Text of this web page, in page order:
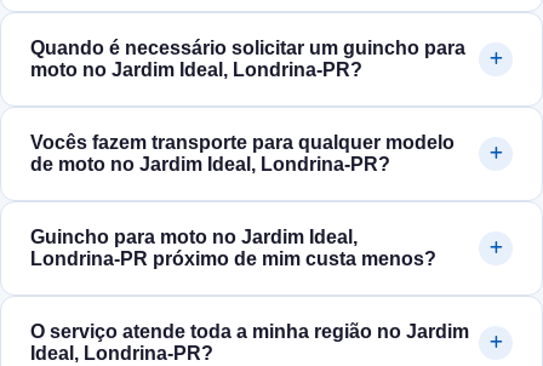
Quando é necessário solicitar um guincho para
moto no Jardim Ideal, Londrina‑PR?
Vocês fazem transporte para qualquer modelo
de moto no Jardim Ideal, Londrina‑PR?
Guincho para moto no Jardim Ideal,
Londrina‑PR próximo de mim custa menos?
O serviço atende toda a minha região no Jardim
Ideal, Londrina‑PR?